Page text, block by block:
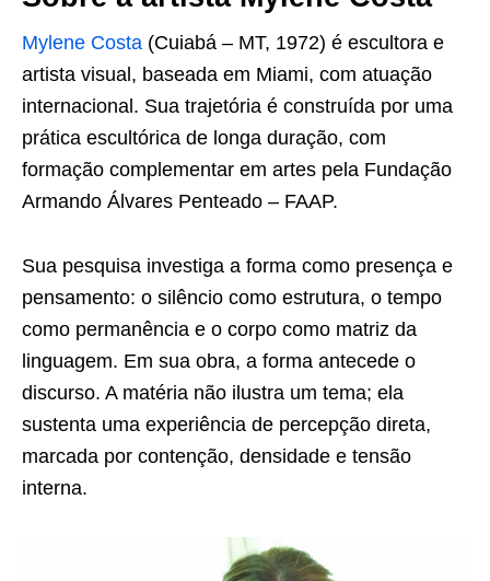
Mylene Costa (Cuiabá – MT, 1972) é escultora e
artista visual, baseada em Miami, com atuação
internacional. Sua trajetória é construída por uma
prática escultórica de longa duração, com
formação complementar em artes pela Fundação
Armando Álvares Penteado – FAAP.
Sua pesquisa investiga a forma como presença e
pensamento: o silêncio como estrutura, o tempo
como permanência e o corpo como matriz da
linguagem. Em sua obra, a forma antecede o
discurso. A matéria não ilustra um tema; ela
sustenta uma experiência de percepção direta,
marcada por contenção, densidade e tensão
interna.